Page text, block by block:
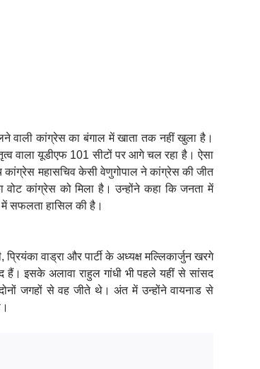
वाली कांग्रेस का बंगाल में खाता तक नहीं खुला है।
वाला यूडीएफ 101 सीटों पर आगे चल रहा है। ऐसा
महासचिव केसी वेणुगोपाल ने कांग्रेस की जीत
कांग्रेस को मिला है। उन्होंने कहा कि जनता में
सफलता हासिल की है।
वाड्रा और पार्टी के अध्यक्ष मल्लिकार्जुन खरगे
हैं। इसके अलावा राहुल गांधी भी पहले यहीं से सांसद
जगहों से वह जीते थे। अंत में उन्होंने वायनाड से